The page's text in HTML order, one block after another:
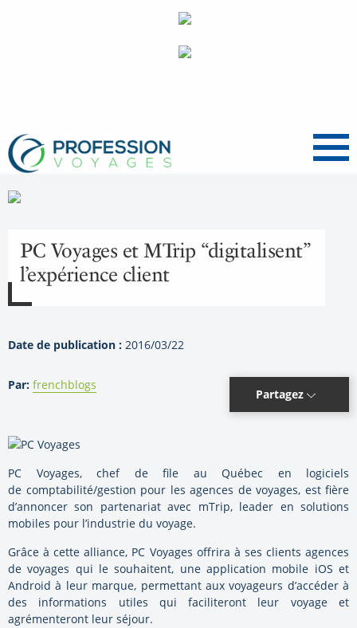
Menu
PC Voyages et MTrip “digitalisent”
l’expérience client
Date de publication : 2016/03/22
Par: frenchblogs
Partagez
PC Voyages, chef de file au Québec en logiciels
de comptabilité/gestion pour les agences de voyages, est fière
d’annoncer son partenariat avec mTrip, leader en solutions
mobiles pour l’industrie du voyage.
Grâce à cette alliance, PC Voyages offrira à ses clients agences
de voyages qui le souhaitent, une application mobile iOS et
Android à leur marque, permettant aux voyageurs d’accéder à
des informations utiles qui faciliteront leur voyage et
agrémenteront leur séjour.